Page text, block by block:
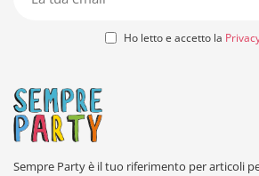
Ho letto e accetto la
Sempre Party è il tuo riferimento per articoli